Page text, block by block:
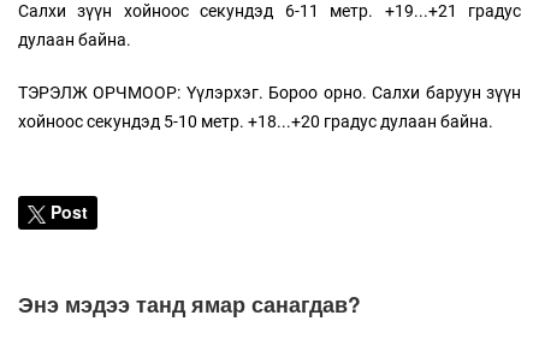
Салхи зүүн хойноос секундэд 6-11 метр. +19...+21 градус
дулаан байна.
ТЭРЭЛЖ ОРЧМООР: Үүлэрхэг. Бороо орно. Салхи баруун зүүн
хойноос секундэд 5-10 метр. +18...+20 градус дулаан байна.
Post
Энэ мэдээ танд ямар санагдав?